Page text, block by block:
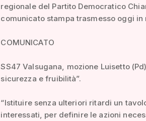
regionale del Partito Democratico
comunicato stampa trasmesso oggi
COMUNICATO
SS47 Valsugana, mozione Luisetto
sicurezza e fruibilità”.
“Istituire senza ulteriori ritardi un
interessati, per definire le azioni